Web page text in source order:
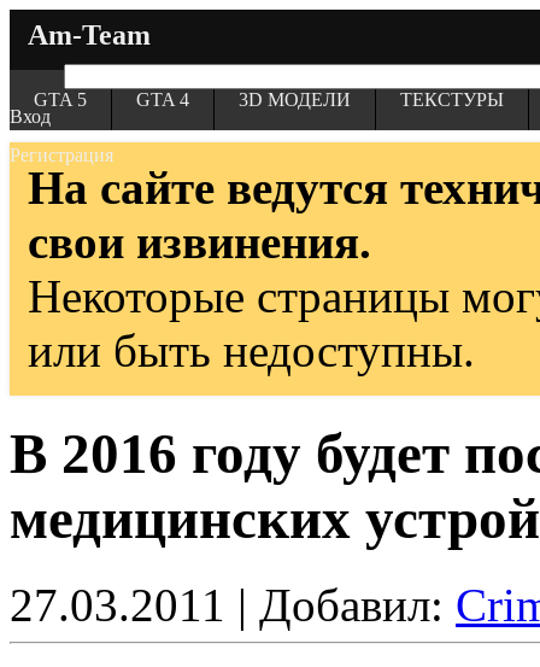
Am-Team
Вход
Регистрация
GTA 5 GTA 4 3D МОДЕЛИ ТЕКСТУРЫ
На сайте ведутся
свои извинения.
Некоторые страницы
или быть недоступны.
В 2016 году будет
медицинских
27.03.2011 | Добавил: